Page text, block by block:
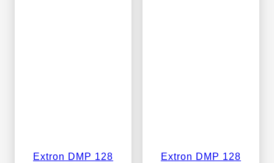
Extron DMP 128
Extron DMP 128